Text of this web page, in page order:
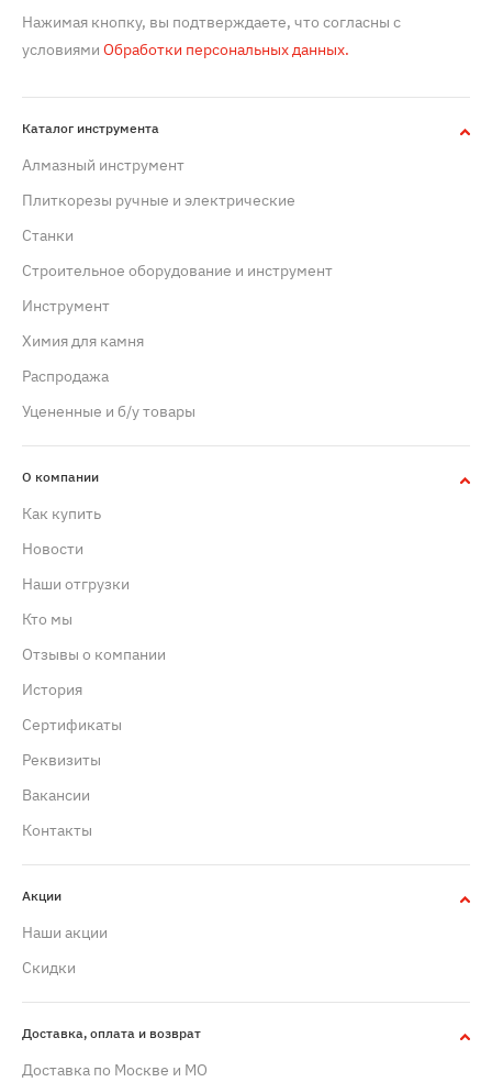
Нажимая кнопку, вы подтверждаете, что согласны с
условиями Обработки персональных данных.
Каталог инструмента
Алмазный инструмент
Плиткорезы ручные и электрические
Станки
Строительное оборудование и инструмент
Инструмент
Химия для камня
Распродажа
Уцененные и б/у товары
О компании
Как купить
Новости
Наши отгрузки
Кто мы
Отзывы о компании
История
Сертификаты
Реквизиты
Вакансии
Контакты
Акции
Наши акции
Скидки
Доставка, оплата и возврат
Доставка по Москве и МО